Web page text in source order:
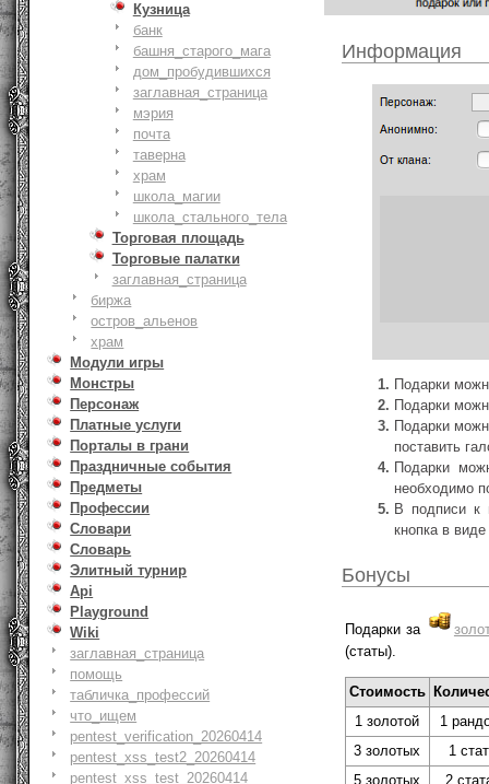
Кузница
банк
башня_старого_мага
дом_пробудившихся
заглавная_страница
мэрия
почта
таверна
храм
школа_магии
школа_стального_тела
Торговая площадь
Торговые палатки
заглавная_страница
биржа
остров_альенов
храм
Модули игры
Монстры
Персонаж
Платные услуги
Порталы в грани
Праздничные события
Предметы
Профессии
Словари
Словарь
Элитный турнир
Api
Playground
Wiki
заглавная_страница
помощь
табличка_профессий
что_ищем
pentest_verification_20260414
pentest_xss_test2_20260414
pentest_xss_test_20260414
Информация
Подарки
Подарки
Подарки
поставить
Подарки
необходимо
В подписи к
кнопка в
Бонусы
Подарки за
(статы).
Стоимость
1 золотой
1
3 золотых
1
5 золотых
2